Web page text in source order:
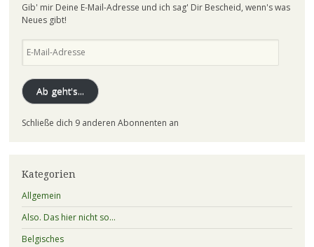
Gib' mir Deine E-Mail-Adresse und ich sag' Dir Bescheid, wenn's was
Neues gibt!
Mail-
Ab geht's...
Schließe dich 9 anderen Abonnenten an
Kategorien
Allgemein
Also. Das hier nicht so…
Belgisches